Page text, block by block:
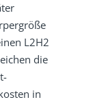
L2H2
die
in